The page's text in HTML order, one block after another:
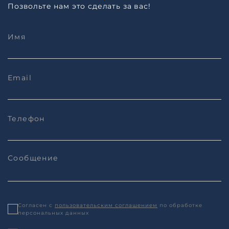
Позвольте нам это сделать за вас!
Согласен с пользовательским соглашением по обработке
персональных данных